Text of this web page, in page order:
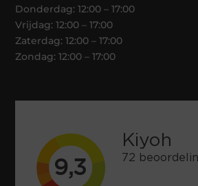
Donderdag: 12:00 – 17:00
Vrijdag: 12:00 – 17:00
Zaterdag: 12:00 – 17:00
Zondag: 12:00 – 17:00